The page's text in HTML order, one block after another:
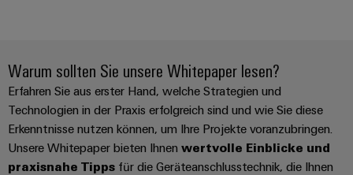
Warum sollten Sie unsere Whitepaper lesen?
Erfahren Sie aus erster Hand, welche Strategien und
Technologien in der Praxis erfolgreich sind und wie Sie diese
Erkenntnisse nutzen können, um Ihre Projekte voranzubringen.
Unsere Whitepaper bieten Ihnen wertvolle Einblicke und
praxisnahe Tipps für die Geräteanschlusstechnik, die Ihnen